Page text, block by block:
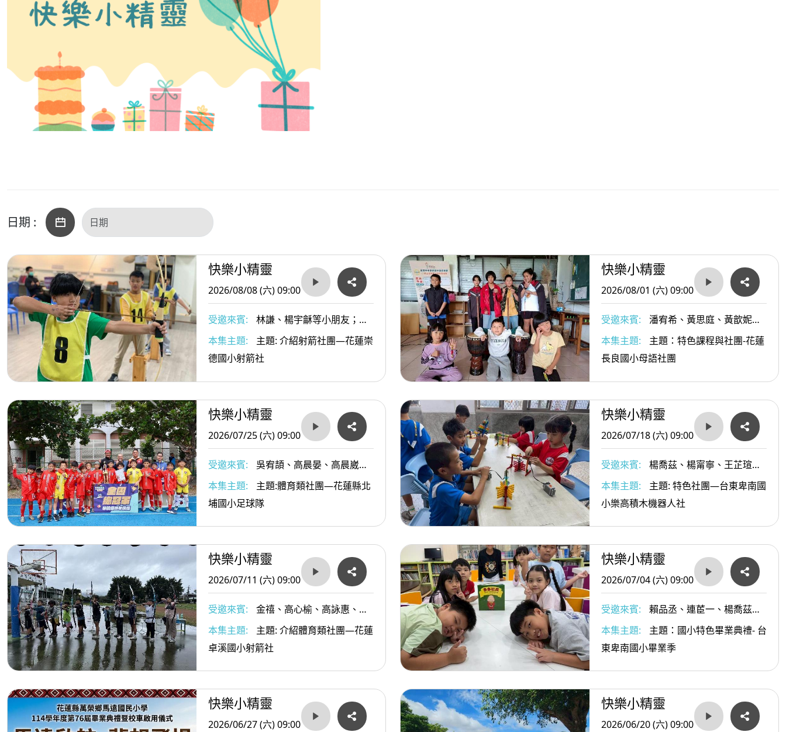
日期 :
快樂小精靈
2026/08/08 (六) 09:00
受邀來賓:
林謙、楊宇龢等小朋友；謝
易成校長；教練田金英，及花蓮體育會
理事長田楊橋
本集主題:
主題: 介紹射箭社團—花蓮崇
德國小射箭社
快樂小精靈
2026/08/01 (六) 09:00
受邀來賓:
潘宥希、黃思庭、黃歆妮、
黃富凱、湯凱薰、王歆蕙、湯皓義；楊
惠媖老師
本集主題:
主題：特色課程與社團-花蓮
長良國小母語社團
快樂小精靈
2026/07/25 (六) 09:00
受邀來賓:
吳宥頡、高晨晏、高晨崴、
游摩西小朋友；高志弘教練
本集主題:
主題:體育類社團—花蓮縣北
埔國小足球隊
快樂小精靈
2026/07/18 (六) 09:00
受邀來賓:
楊喬茲、楊甯寧、王芷瑄小
朋友；指導老師邱俊志
本集主題:
主題: 特色社團—台東卑南國
小樂高積木機器人社
快樂小精靈
2026/07/11 (六) 09:00
受邀來賓:
金禧、高心榆、高詠惠、溫
歆儀、余拿米、魏楚堯小朋友；高浩文
教練
本集主題:
主題: 介紹體育類社團—花蓮
卓溪國小射箭社
快樂小精靈
2026/07/04 (六) 09:00
受邀來賓:
賴品丞、連茞一、楊喬茲、
鄭裕、玉珊小朋友；王顗庭老師；楊惠
珍校長
本集主題:
主題：國小特色畢業典禮- 台
東卑南國小畢業季
快樂小精靈
2026/06/27 (六) 09:00
快樂小精靈
2026/06/20 (六) 09:00